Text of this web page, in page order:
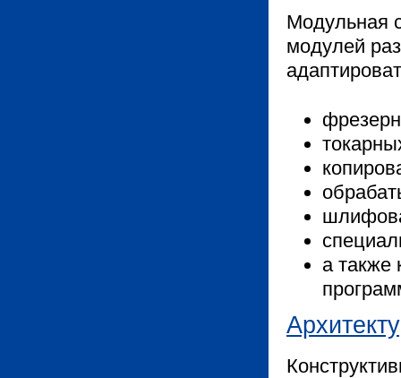
Модульная
модулей
а также